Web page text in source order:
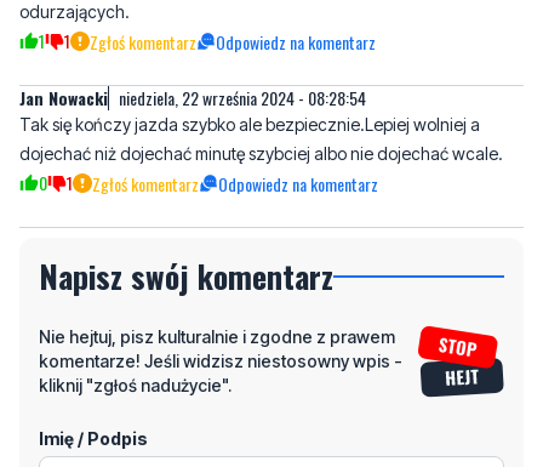
odurzających.
1 1 Zgłoś komentarz Odpowiedz na komentarz
Jan Nowacki niedziela, 22 września 2024 - 08:28:54
Tak się kończy jazda szybko ale bezpiecznie.Lepiej wolniej a
dojechać niż dojechać minutę szybciej albo nie dojechać wcale.
0 1 Zgłoś komentarz Odpowiedz na komentarz
Napisz swój komentarz
Nie hejtuj, pisz kulturalnie i zgodne z prawem
komentarze! Jeśli widzisz niestosowny wpis -
kliknij "zgłoś nadużycie".
Imię / Podpis